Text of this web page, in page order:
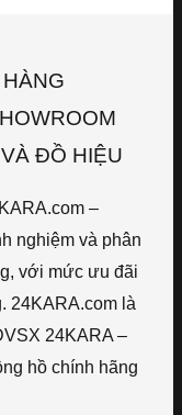
ĐỒ HIỆU
–
nghiệm và phân
với mức ưu đãi
24KARA.com là
24KARA –
hồ chính hãng